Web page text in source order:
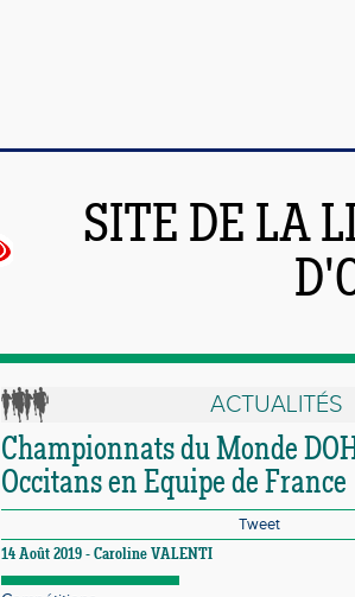
SITE DE LA
ACTUALITÉS
Championnats du Monde
Occitans en Equipe de France
Tweet
14 Août 2019 - Caroline VALENTI